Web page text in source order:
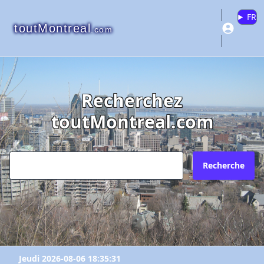
toutMontreal.com
FR
Recherchez
toutMontreal.com
Recherche
Jeudi 2026-08-06 18:35:31